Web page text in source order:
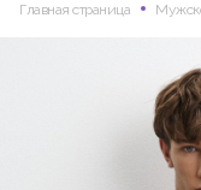
ИЗБРАННЫЕ
Главная страница